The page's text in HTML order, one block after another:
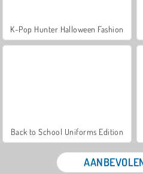
K-Pop Hunter Halloween Fashion
Back to School Uniforms Edition